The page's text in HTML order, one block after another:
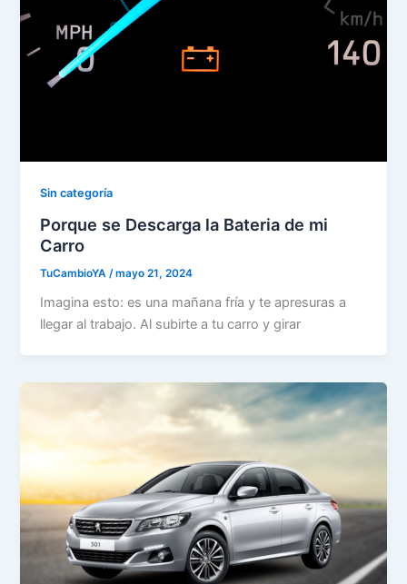
Sin categoría
Porque se Descarga la Bateria de mi
Carro
TuCambioYA /mayo 21, 2024
Imagina esto: es una mañana fría y te apresuras a
llegar al trabajo. Al subirte a tu carro y girar